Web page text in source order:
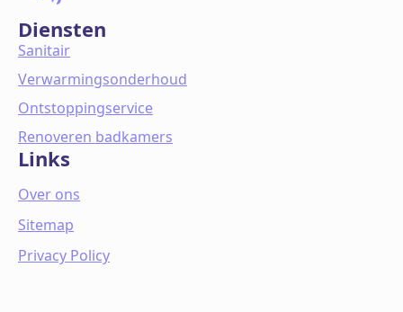
Diensten
Sanitair
Verwarmingsonderhoud
Ontstoppingservice
Renoveren badkamers
Links
Over ons
Sitemap
Privacy Policy